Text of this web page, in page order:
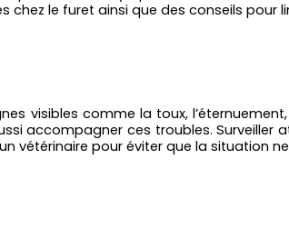
le furet ainsi que des conseils pour
visibles comme la toux,
accompagner ces troubles.
vétérinaire pour éviter que la situation ne